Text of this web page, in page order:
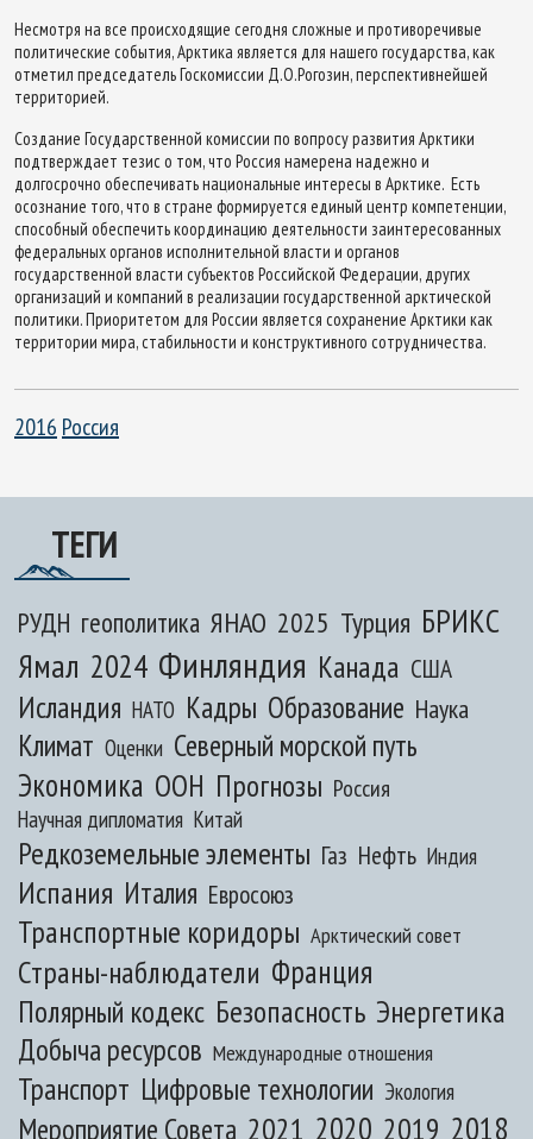
Несмотря на все происходящие сегодня сложные и противоречивые
политические события, Арктика является для нашего государства, как
отметил председатель Госкомиссии Д.О.Рогозин, перспективнейшей
территорией.
Создание Государственной комиссии по вопросу развития Арктики
подтверждает тезис о том, что Россия намерена надежно и
долгосрочно обеспечивать национальные интересы в Арктике. Есть
осознание того, что в стране формируется единый центр компетенции,
способный обеспечить координацию деятельности заинтересованных
федеральных органов исполнительной власти и органов
государственной власти субъектов Российской Федерации, других
организаций и компаний в реализации государственной арктической
политики. Приоритетом для России является сохранение Арктики как
территории мира, стабильности и конструктивного сотрудничества.
2016 Россия
ТЕГИ
РУДН геополитика ЯНАО 2025 Турция БРИКС
Ямал 2024 Финляндия Канада США
Исландия НАТО Кадры Образование Наука
Климат Оценки Северный морской путь
Экономика ООН Прогнозы Россия
Научная дипломатия Китай
Редкоземельные элементы Газ Нефть Индия
Испания Италия Евросоюз
Транспортные коридоры Арктический совет
Страны-наблюдатели Франция
Полярный кодекс Безопасность Энергетика
Добыча ресурсов Международные отношения
Транспорт Цифровые технологии Экология
Мероприятие Совета 2021 2020 2019 2018